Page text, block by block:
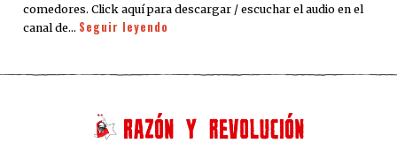
comedores. Click aquí para descargar / escuchar el audio en el
canal de… Seguir leyendo